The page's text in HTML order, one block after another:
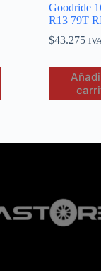
Goodride
R13 79T
$43.275